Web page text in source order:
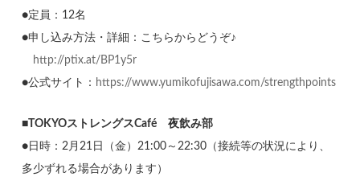
●定員：12名
●申し込み方法・詳細：こちらからどうぞ♪
http://ptix.at/BP1y5r
●公式サイト： https://www.yumikofujisawa.com/strengthpoints
■ TOKYOストレングスCafé 夜飲み部
●日時：2月21日（金）21:00～22:30（接続等の状況により、
多少ずれる場合があります）